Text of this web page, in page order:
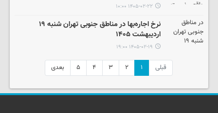
۱۴۰۵-۰۲-۲۲ ۱۰:۰۰
نرخ اجاره‌بها در مناطق جنوبی تهران شنبه ۱۹
اردیبهشت ۱۴۰۵
۱۴۰۵-۰۲-۱۹ ۱۹:۰۰
قبلی ۱ ۲ ۳ ۴ ۵ بعدی